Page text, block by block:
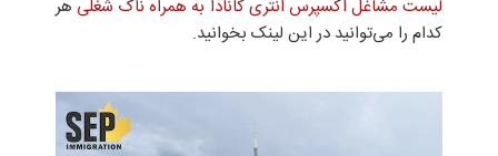
لیست مشاغل اکسپرس انتری کانادا به همراه ناک شغلی هر
کدام را می‌توانید در این لینک بخوانید.